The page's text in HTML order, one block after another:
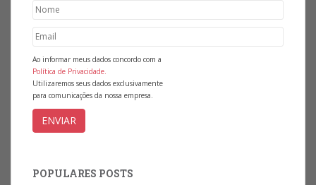
Ao informar meus dados concordo com a
Política de Privacidade.
Utilizaremos seus dados exclusivamente
para comunicações da nossa empresa.
POPULARES POSTS